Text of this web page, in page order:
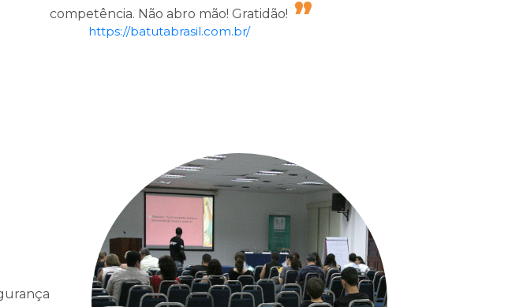
competência. Não abro mão! Gratidão!
https://batutabrasil.com.br/